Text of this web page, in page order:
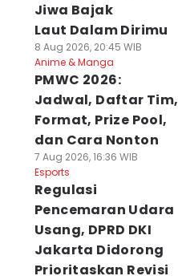
Jiwa Bajak
Laut Dalam Dirimu
8 Aug 2026, 20:45 WIB
Anime & Manga
PMWC 2026:
Jadwal, Daftar Tim,
Format, Prize Pool,
dan Cara Nonton
7 Aug 2026, 16:36 WIB
Esports
Regulasi
Pencemaran Udara
Usang, DPRD DKI
Jakarta Didorong
Prioritaskan Revisi